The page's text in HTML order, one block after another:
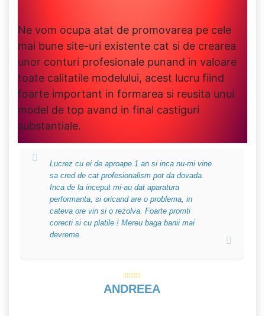
Ne vom ocupa atat de promovarea pe cele
mai bune site-uri existente cat si de crearea
unor conturi profesionale punand in valoare
toate calitatile modelului, acest lucru fiind
foarte important in formarea si reusita unui
model de top avand in final castiguri
substantiale.
Lucrez cu ei de aproape 1 an si inca nu-mi vine
sa cred de cat profesionalism pot da dovada.
Inca de la inceput mi-au dat aparatura
performanta, si oricand are o problema, in
cateva ore vin si o rezolva. Foarte promti
corecti si cu platile ! Mereu baga banii mai
devreme.
ANDREEA